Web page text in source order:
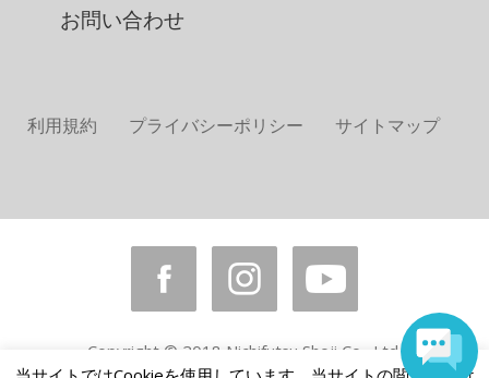
お問い合わせ
利用規約 プライバシーポリシー サイトマップ
Copyright © 2018 Nichifutsu Shoji Co., Ltd.